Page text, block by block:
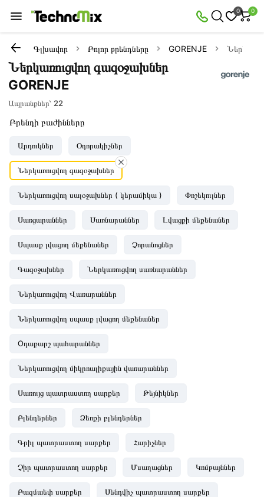
0 0
Գլխավոր Բոլոր բրենդները GORENJE
Ներկառուցվող գազօջախներ
GORENJE
Ապրանքներ՝ 22
Բրենդի բաժինները
Արդուկներ Օդորակիչներ
Ներկառուցվող գազօջախներ
Ներկառուցվող սալօջախներ ( կերամիկա ) Փոշեկուլներ
Սառցարաններ Սառնարաններ Լվացքի մեքենաներ
Սպասք լվացող մեքենաներ Չորանոցներ
Գազօջախներ Ներկառուցվող սառնարաններ
Ներկառուցվող Վառարաններ
Ներկառուցվող սպասք լվացող մեքենաներ
Oդաքարշ պահարաններ
Ներկառուցվող միկրոալիքային վառարաններ
Սառույց պատրաստող սարքեր Թեյնիկներ
Բլենդերներ Ձեռքի բլենդերներ
Գրիլ պատրաստող սարքեր Հարիչներ
Չիր պատրաստող սարքեր Մսաղացներ Կոմբայններ
Բազմաեփ սարքեր Սենդվիչ պատրաստող սարքեր